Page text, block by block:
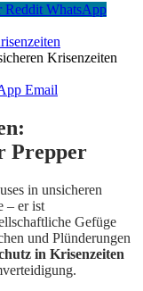
Reddit WhatsApp
Krisenzeiten
Email
Prepper
in unsicheren
– er ist
Gefüge
und Plünderungen
in Krisenzeiten